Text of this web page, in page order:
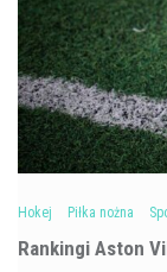
Hokej Piłka nożna
Rankingi Aston